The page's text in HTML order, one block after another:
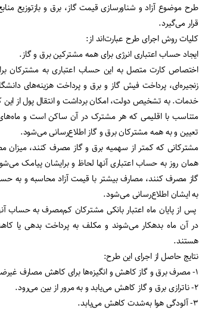
طرح موضوع آزاد و شناورسازی قیمت گاز، برق و بازتوزیع
قرار می‌گیرد.
کلیات روش اجرای طرح عبارت‌اند از:
ایجاد حساب اعتباری انرژی برای همه مشترکین برق و گاز.
اختصاص کارت متصل به این حساب اعتباری به مشترکان
زنجیره‌ای، پرداخت فیش گاز و برق و پرداخت هزینه‌های
خدمات. به تشخیص دولت، امکان برداشت و انتقال پول از این
متناسب با اقلیمی که هر مشترک در آن ساکن است و
تعیین و به همه مشترکان برق و گاز اطلاع‌رسانی می‌شود.
مشترکانی که کمتر از سهمیه برق و گاز مصرف کنند، میزان
همان روز به حساب اعتباری آنها لحاظ و برایشان پیامک
گاز مصرف کنند، مصارف بیشتر با قیمت آزاد محاسبه و به
به ایشان اطلاع‌رسانی می‌شود.
پس از پایان ماه اعتبار بانکی مشترکان کم‌مصرف به حساب
در آن ماه بدهکار می‌شوند و مکلف به پرداخت بدهی یا
هستند.
نتایج حاصل از اجرای این طرح:
۱- مصرف برق و گاز کاهش و انگیزه‌ها برای کاهش مصارف غیرضروری افزایش خواهد یافت.
۲- ناترازی برق و گاز کاهش می‌یابد و به مرور از بین می‌رود.
۳- آلودگی هوا به‌شدت کاهش می‌یابد.